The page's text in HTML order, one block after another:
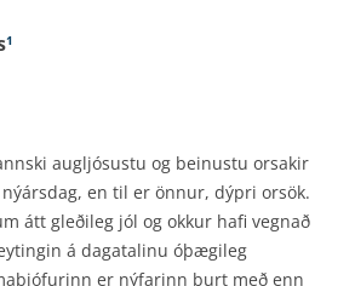
1
augljósustu og beinustu orsakir
en til er önnur, dýpri orsök.
átt gleðileg jól og okkur hafi vegnað
á dagatalinu óþægileg
er nýfarinn burt með enn